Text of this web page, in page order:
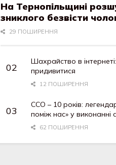
На Тернопільщині
зниклого безвісти
29 ПОШИРЕННЯ
Шахрайство в
придивитися
12 ПОШИРЕННЯ
ССО – 10 років:
поміж нас» у виконанні
62 ПОШИРЕННЯ